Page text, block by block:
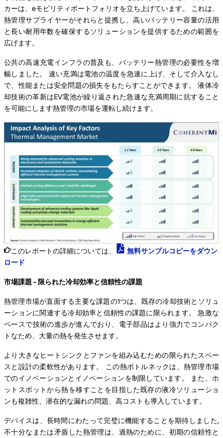
カーは、eモビリティポートフォリオを立ち上げています。 これは、
熱管理サプライヤーがそれらと提携し、高いバッテリー容量の活用
と長い耐用年数を確保するソリューションを提供するための範囲を
広げます。
公共の高速充電インフラの普及も、バッテリー熱管理の必要性を増
幅しました。 速い充満は電池の温度を急速に上げ、そして介入なし
で、性能または安全問題の損失をもたらすことができます。 液体冷
却技術の革新はEV電池が繰り返された急速な充満周期に抗すること
を可能にします熱管理の市場を運転し続けます。
このレポートの詳細については、
無料サンプルコピーをダウン
ロード
市場課題 - 限られた冷却効率と信頼性の課題
熱管理市場が直面する主要な課題の1つは、既存の冷却技術とソリュ
ーションに関連する冷却効率と信頼性の課題に限られます。 急激な
ペースで技術の進歩が進んでおり、電子部品はより強力でコンパク
トなため、大量の熱を発生させます。
より大きなヒートシンクとファンを組み込むための限られたスペー
スと設計の柔軟性があります。 この熱ボトルネックは、熱管理市場
でのイノベーションとイノベーションを制限しています。 また、ホ
ットスポットから熱を移すことを目指した既存の液冷ソリューショ
ンも複雑性、潜在的な漏れの問題、高コストも導入しています。
デバイスは、長時間にわたって完璧に機能することを期待しました,
不十分なまたは矛盾した熱管理は、過熱のために、初期の信頼性と